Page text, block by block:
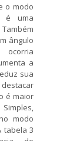
o modo
é uma
ângulo
a
sua
é maior
modo
tabela 3